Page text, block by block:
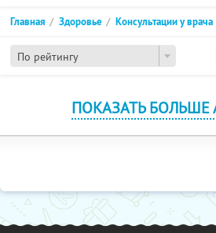
По рейтингу
Главная Здоровье Консультации у врача
ПОКАЗАТЬ БОЛЬШЕ